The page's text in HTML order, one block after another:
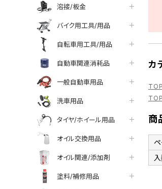
溶接/板金
バイク用工具/用品
自転車用工具/用品
自動車関連消耗品
一般自動車用品
洗車用品
タイヤ/ホイール用品
オイル交換用品
オイル関連/添加剤
塗料/補修用品
カ
TOP
TOP
商